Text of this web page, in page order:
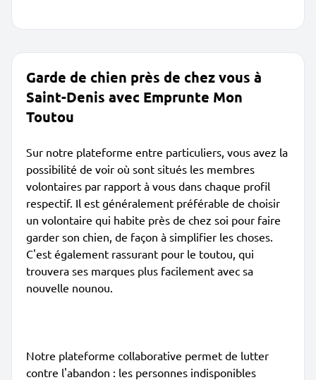
Garde de chien près de chez vous à
Saint-Denis avec Emprunte Mon
Toutou
Sur notre plateforme entre particuliers, vous avez la
possibilité de voir où sont situés les membres
volontaires par rapport à vous dans chaque profil
respectif. Il est généralement préférable de choisir
un volontaire qui habite près de chez soi pour faire
garder son chien, de façon à simplifier les choses.
C'est également rassurant pour le toutou, qui
trouvera ses marques plus facilement avec sa
nouvelle nounou.
Notre plateforme collaborative permet de lutter
contre l'abandon : les personnes indisponibles